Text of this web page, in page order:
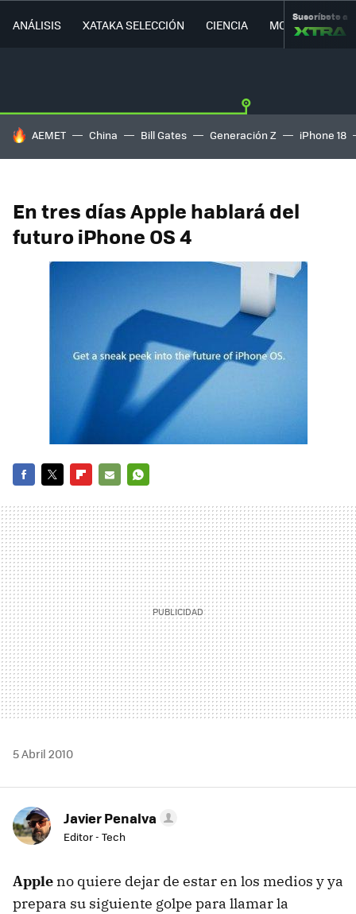
ANÁLISIS XATAKA SELECCIÓN CIENCIA MOVILIDAD
Suscríbete a
HOY SE HABLA DE
AEMET China Bill Gates Generación Z iPhone 18
En tres días Apple hablará del
futuro iPhone OS 4
MAIL
5 Abril 2010
Javier Penalva
Editor - Tech
Apple no quiere dejar de estar en los medios y ya
prepara su siguiente golpe para llamar la